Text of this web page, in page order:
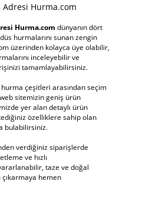
Hurma.com
Hurma.com dünyanın dört
hurmalarını sunan zengin
üzerinden kolayca üye olabilir,
inceleyebilir ve
tamamlayabilirsiniz.
çeşitleri arasından seçim
web sitemizin geniş ürün
yer alan detaylı ürün
özelliklere sahip olan
bulabilirsiniz.
verdiğiniz siparişlerde
ve hızlı
taze ve doğal
çıkarmaya hemen